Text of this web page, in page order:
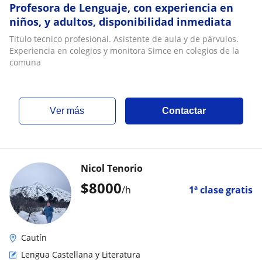
Profesora de Lenguaje, con experiencia en
niños, y adultos, disponibilidad inmediata
Titulo tecnico profesional. Asistente de aula y de párvulos.
Experiencia en colegios y monitora Simce en colegios de la
comuna
ver más Contactar
$8000/h 1ª clase gratis
Nicol Tenorio
Cautín
Lengua Castellana y Literatura